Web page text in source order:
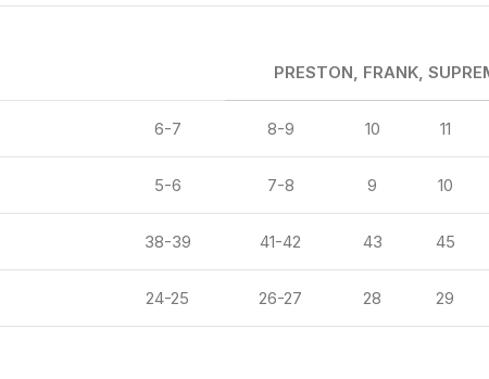
PRESTON, FRANK,
6-7 8-9 10 11
5-6 7-8 9 10
38-39 41-42 43 45
24-25 26-27 28 29